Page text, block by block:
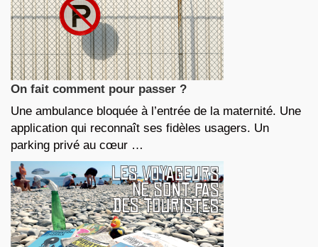
On fait comment pour passer ?
Une ambulance bloquée à l’entrée de la maternité. Une
application qui reconnaît ses fidèles usagers. Un
parking privé au cœur …